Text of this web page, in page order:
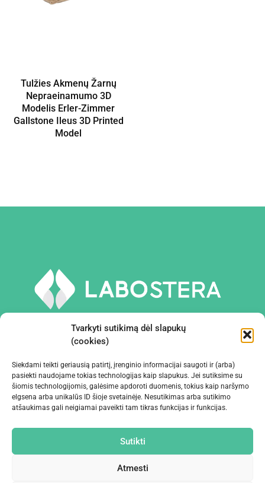
Tvarkyti sutikimą dėl slapukų
(cookies)
Siekdami teikti geriausią patirtį, įrenginio informacijai saugoti ir (arba)
pasiekti naudojame tokias technologijas kaip slapukus. Jei sutiksime su
šiomis technologijomis, galėsime apdoroti duomenis, tokius kaip naršymo
elgsena arba unikalūs ID šioje svetainėje. Nesutikimas arba sutikimo
atšaukimas gali neigiamai paveikti tam tikras funkcijas ir funkcijas.
Sutikti
Atmesti
Tulžies Akmenų Žarnų
Nepraeinamumo 3D
Modelis Erler-Zimmer
Gallstone Ileus 3D Printed
Model
PRIEMONĖS IR ĮRANGA
ĮMONĖ